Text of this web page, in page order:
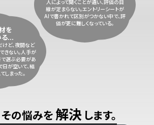
人によって聞くことが違い、評価の目
線が定まらない。エントリーシートが
AIで書かれて区別がつかない中で、評
価が更に難しくなっている。
を
る...
けど、夜間など
きない。人手が
で選ぶ必要があ
日が空いて、結
しまった。
その悩みを 解決 します。